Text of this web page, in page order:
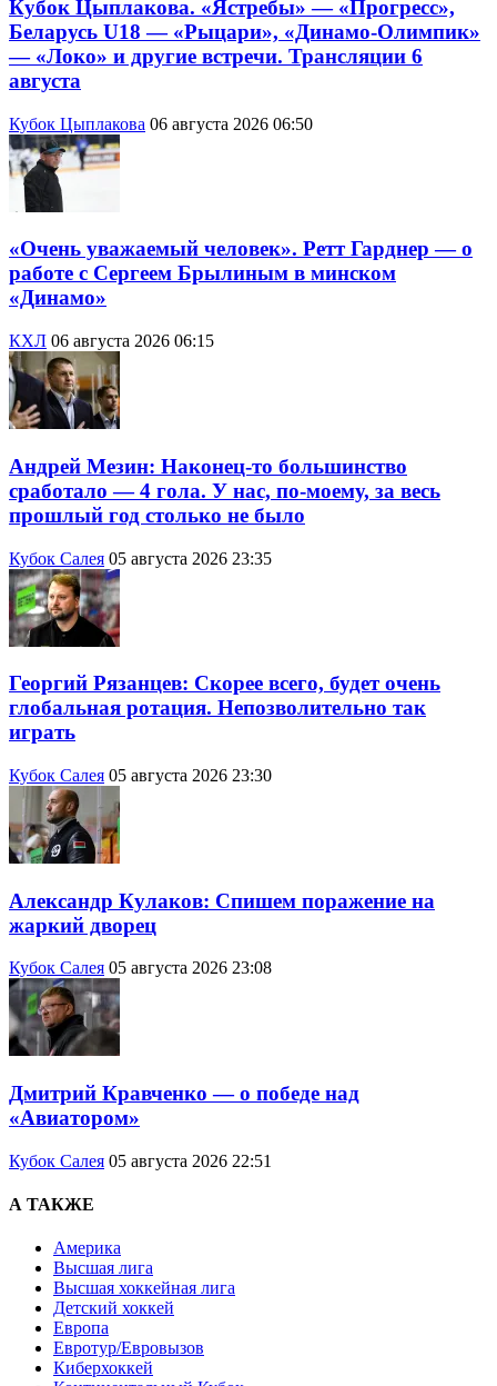
Кубок Цыплакова. «Ястребы» — «Прогресс»,
Беларусь U18 — «Рыцари», «Динамо-Олимпик»
— «Локо» и другие встречи. Трансляции 6
августа
Кубок Цыплакова 06 августа 2026 06:50
«Очень уважаемый человек». Ретт Гарднер — о
работе с Сергеем Брылиным в минском
«Динамо»
КХЛ 06 августа 2026 06:15
Андрей Мезин: Наконец-то большинство
сработало — 4 гола. У нас, по-моему, за весь
прошлый год столько не было
Кубок Салея 05 августа 2026 23:35
Георгий Рязанцев: Скорее всего, будет очень
глобальная ротация. Непозволительно так
играть
Кубок Салея 05 августа 2026 23:30
Александр Кулаков: Спишем поражение на
жаркий дворец
Кубок Салея 05 августа 2026 23:08
Дмитрий Кравченко — о победе над
«Авиатором»
Кубок Салея 05 августа 2026 22:51
А ТАКЖЕ
Америка
Высшая лига
Высшая хоккейная лига
Детский хоккей
Европа
Евротур/Евровызов
Киберхоккей